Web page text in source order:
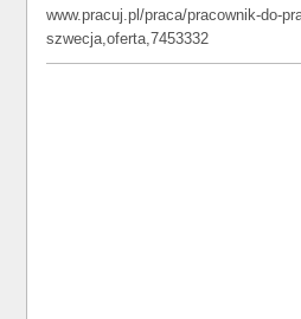
www.pracuj.pl/praca/pracownik-do-
szwecja,oferta,7453332